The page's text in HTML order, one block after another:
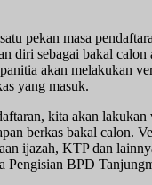
pekan masa
diri sebagai bakal calon
akan melakukan
yang masuk.
kita akan lakukan
berkas bakal calon.
ijazah, KTP dan
Pengisian BPD